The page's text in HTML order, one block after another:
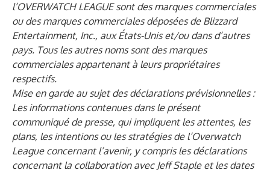
l’OVERWATCH LEAGUE sont des marques commerciales
ou des marques commerciales déposées de Blizzard
Entertainment, Inc., aux États-Unis et/ou dans d’autres
pays. Tous les autres noms sont des marques
commerciales appartenant à leurs propriétaires
respectifs.
Mise en garde au sujet des déclarations prévisionnelles :
Les informations contenues dans le présent
communiqué de presse, qui impliquent les attentes, les
plans, les intentions ou les stratégies de l’Overwatch
League concernant l’avenir, y compris les déclarations
concernant la collaboration avec Jeff Staple et les dates